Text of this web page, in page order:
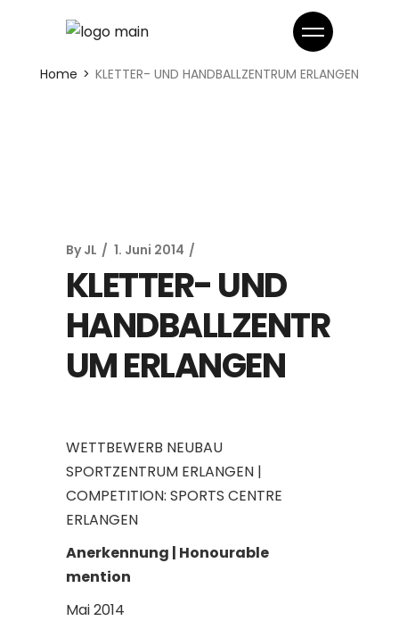
Home KLETTER- UND HANDBALLZENTRUM ERLANGEN
By JL 1. Juni 2014
KLETTER- UND
HANDBALLZENTR
UM ERLANGEN
WETTBEWERB NEUBAU
SPORTZENTRUM ERLANGEN |
COMPETITION: SPORTS CENTRE
ERLANGEN
Anerkennung | Honourable
mention
Mai 2014